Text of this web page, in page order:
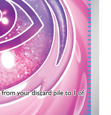
aktualisiert.